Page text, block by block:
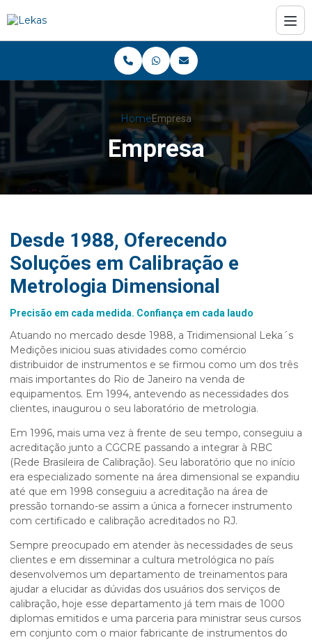
HomeEmpresa
Empresa
Desde 1988, Oferecendo
Soluções em Calibração e
Metrologia Dimensional
Precisão em cada medida. Confiança em cada laudo
Atuando no mercado desde 1988, a Tridimensional Leka´s
Medições iniciou suas atividades como comércio
distribuidor de instrumentos e se firmou como um dos três
mais importantes do Rio de Janeiro na venda de
equipamentos. Em 1994, antevendo as necessidades dos
clientes, inaugurou o seu laboratório de metrologia.
Em 1996, mais uma vez à frente de seu tempo, conseguiu a
acreditação junto a CGCRE passando a integrar à RBC
(Rede Brasileira de Calibração). Seu laboratório que no início
era especializado somente na área dimensional se expandiu
até que em 1998 conseguiu a acreditação na área de
pressão tornando-se assim a única a fornecer instrumento
com certificado e calibração acreditados no RJ.
Sempre preocupado em atender às necessidades de seus
clientes e em disseminar a cultura metrológica no país
desenvolvemos um departamento de treinamentos para
ajudar a elucidar as dúvidas dos usuários dos serviços de
calibração, hoje esse departamento já tem mais de 1000
diplomas emitidos e uma parceria para ministrar seus cursos
em conjunto com o maior fabricante de instrumentos do